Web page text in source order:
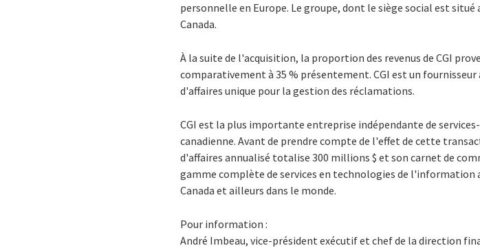
personnelle en Europe. Le groupe, dont le siège social est
Canada.
À la suite de l'acquisition, la proportion des revenus de CGI
comparativement à 35 % présentement. CGI est un
d'affaires unique pour la gestion des réclamations.
CGI est la plus importante entreprise indépendante de
canadienne. Avant de prendre compte de l'effet de cette
d'affaires annualisé totalise 300 millions $ et son carnet de
gamme complète de services en technologies de l'information
Canada et ailleurs dans le monde.
Pour information :
André Imbeau, vice-président exécutif et chef de la direction